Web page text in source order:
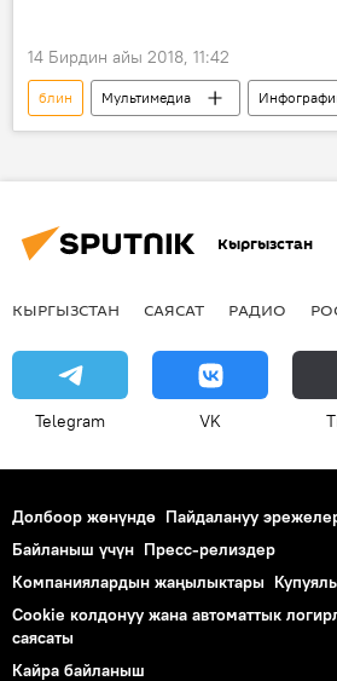
14 Бирдин айы 2018, 11:42
блин Мультимедиа
Коом
Жаңылыктар
Кыргызстан
КЫРГЫЗСТАН САЯСАТ РАДИО
Telegram VK
Долбоор жөнүндө Пайдалануу
Байланыш үчүн Пресс-релиздер
Компаниялардын жаңылыктары
Cookie колдонуу жана автоматтык
саясаты
Кайра байланыш